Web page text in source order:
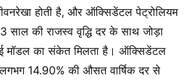
होती है, और ऑक्सिडेंटल पेट्रोलियम
साल की राजस्व वृद्धि दर के साथ जोड़ा
मॉडल का संकेत मिलता है। ऑक्सिडेंटल
लगभग 14.90% की औसत वार्षिक दर से